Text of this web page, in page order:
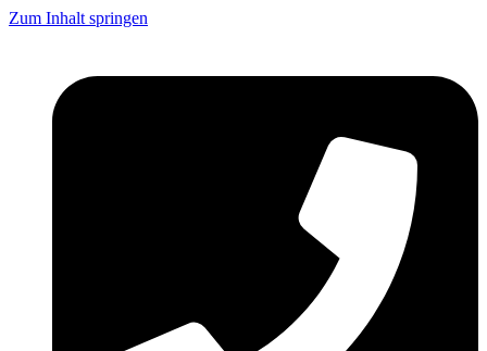
Zum Inhalt springen